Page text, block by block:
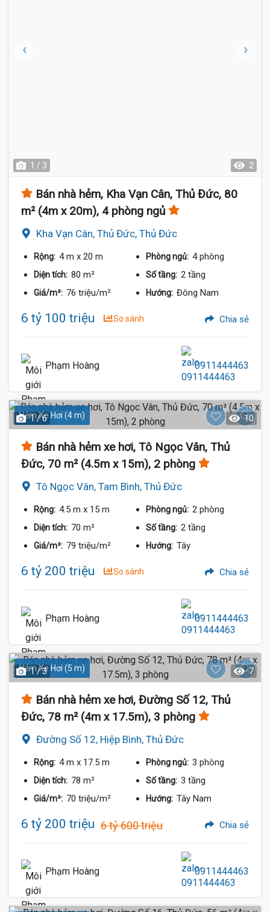
1 / 3 2
Bán nhà hẻm, Kha Vạn Cân, Thủ Đức, 80
m² (4m x 20m), 4 phòng ngủ
Kha Vạn Cân, Thủ Đức, Thủ Đức
Rộng: 4 m x 20 m Phòng ngủ: 4 phòng
Diện tích: 80 m² Số tầng: 2 tầng
Giá/m²: 76 triệu/m² Hướng: Đông Nam
6 tỷ 100 triệu So sánh Chia sẻ
Phạm Hoàng 0911444463
Hẻm Xe Hơi (4 m)
1 / 6 10
Bán nhà hẻm xe hơi, Tô Ngọc Vân, Thủ
Đức, 70 m² (4.5m x 15m), 2 phòng
Tô Ngọc Vân, Tam Bình, Thủ Đức
Rộng: 4.5 m x 15 m Phòng ngủ: 2 phòng
Diện tích: 70 m² Số tầng: 2 tầng
Giá/m²: 79 triệu/m² Hướng: Tây
6 tỷ 200 triệu So sánh Chia sẻ
Phạm Hoàng 0911444463
Hẻm Xe Hơi (5 m)
1 / 3 7
Bán nhà hẻm xe hơi, Đường Số 12, Thủ
Đức, 78 m² (4m x 17.5m), 3 phòng
Đường Số 12, Hiệp Bình, Thủ Đức
Rộng: 4 m x 17.5 m Phòng ngủ: 3 phòng
Diện tích: 78 m² Số tầng: 3 tầng
Giá/m²: 70 triệu/m² Hướng: Tây Nam
6 tỷ 200 triệu 6 tỷ 600 triệu Chia sẻ
Phạm Hoàng 0911444463